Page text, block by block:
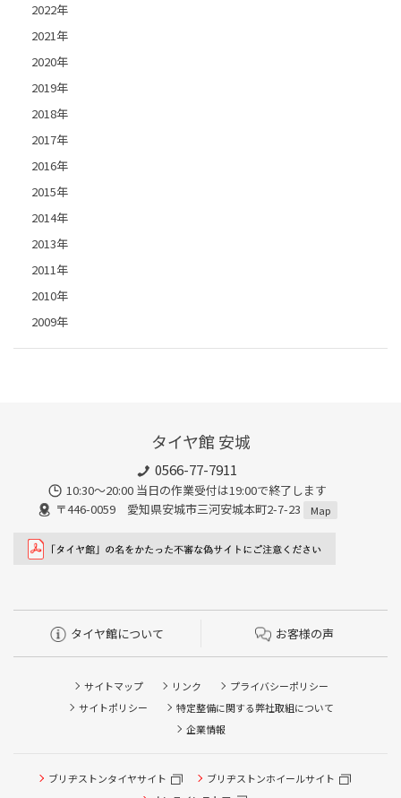
2022年
2021年
2020年
2019年
2018年
2017年
2016年
2015年
2014年
2013年
2011年
2010年
2009年
タイヤ館 安城
0566-77-7911
10:30〜20:00 当日の作業受付は19:00で終了します
〒446-0059 愛知県安城市三河安城本町2-7-23
Map
タイヤ館について お客様の声
サイトマップ リンク
プライバシーポリシー
サイトポリシー
特定整備に関する弊社取組について
企業情報
ブリヂストンタイヤサイト
ブリヂストンホイールサイト
タイヤ点検・安全点検/タイヤ履き替え/オイル交換/その他